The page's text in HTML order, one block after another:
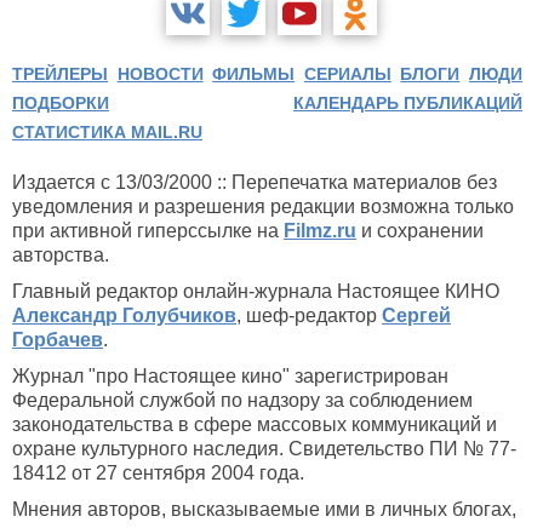
ТРЕЙЛЕРЫ НОВОСТИ ФИЛЬМЫ СЕРИАЛЫ БЛОГИ ЛЮДИ
ПОДБОРКИ
КАЛЕНДАРЬ ПУБЛИКАЦИЙ
СТАТИСТИКА MAIL.RU
Издается с 13/03/2000 :: Перепечатка материалов без
уведомления и разрешения редакции возможна только
при активной гиперссылке на Filmz.ru и сохранении
авторства.
Главный редактор онлайн-журнала Настоящее КИНО
Александр Голубчиков, шеф-редактор Сергей
Горбачев.
Журнал "про Настоящее кино" зарегистрирован
Федеральной службой по надзору за соблюдением
законодательства в сфере массовых коммуникаций и
охране культурного наследия. Свидетельство ПИ № 77-
18412 от 27 сентября 2004 года.
Мнения авторов, высказываемые ими в личных блогах,